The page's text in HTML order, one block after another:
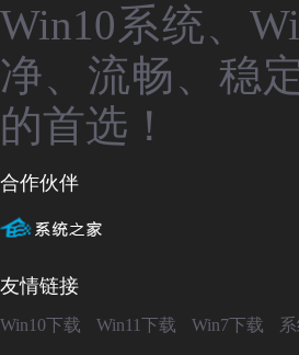
Win10系统、
净、流畅、稳
的首选！
合作伙伴
友情链接
Win10下载 Win11下载 Win7下载